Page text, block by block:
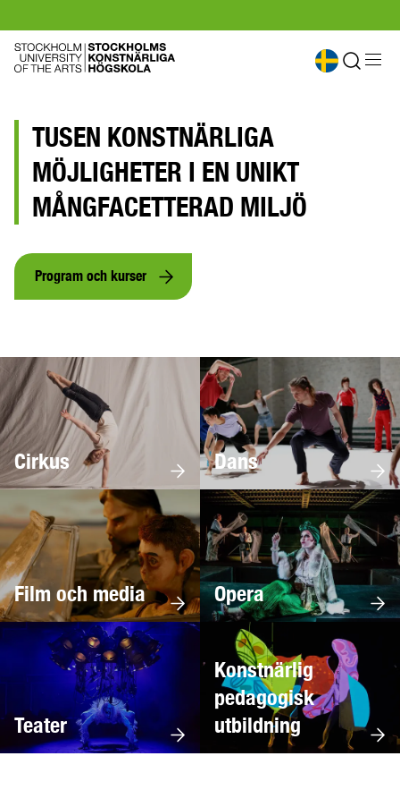
TUSEN KONSTNÄRLIGA
MÖJLIGHETER I EN UNIKT
MÅNGFACETTERAD MILJÖ
Program och kurser
Cirkus Dans
Film och media Opera
Teater
Konstnärlig
pedagogisk
utbildning